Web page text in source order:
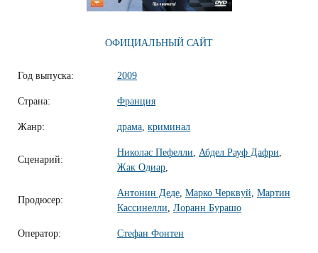
ОФИЦИАЛЬНЫЙ САЙТ
Год выпуска: 2009
Страна: Франция
Жанр: драма, криминал
Сценарий:
Николас Пефелли, Абдел Рауф Дафри,
Жак Одиар,
Продюсер:
Антонин Деде, Марко Черквуй, Мартин
Кассинелли, Лоранн Бурашо
Оператор: Стефан Фонтен